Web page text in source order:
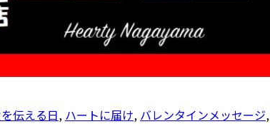
伝える日, ハートに届け, バレンタインメッセージ,